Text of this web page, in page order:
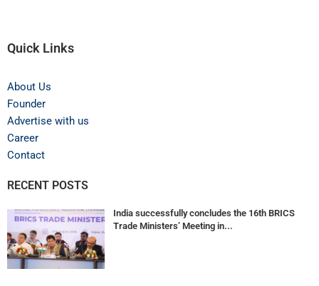
Quick Links
About Us
Founder
Advertise with us
Career
Contact
RECENT POSTS
India successfully concludes the 16th BRICS
Trade Ministers’ Meeting in...